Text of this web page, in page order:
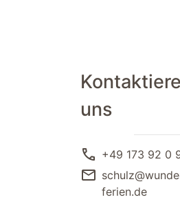
uns
call +49 173 92 0
mail
ferien.de